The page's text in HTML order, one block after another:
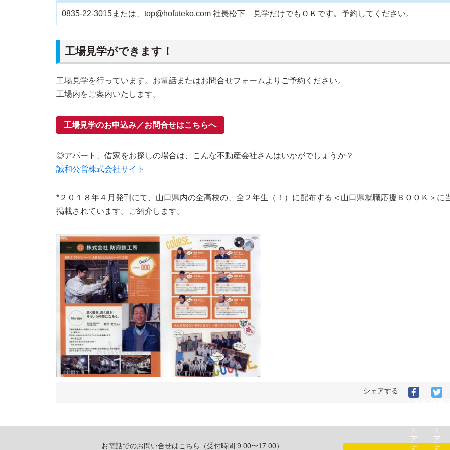
0835-22-3015または、top@hofuteko.com 社長松下 見学だけでもＯＫです。予約してください。
工場見学ができます！
工場見学を行っています。お電話またはお問合せフォームよりご予約ください。
工場内をご案内いたします。
工場見学のお申込み／お問合せはこちらへ
◎アパート、借家をお探しの場合は、こんな不動産会社さんはいかがでしょうか？
誠和公営株式会社サイト
*２０１８年４月発刊にて、山口県内の全高校の、全２年生（！）に配布する＜山口県就職応援ＢＯＯＫ＞に
掲載されています。ご紹介します。
シェアする
ェ
ア
ェ
ア
お電話でのお問い合せはこちら（受付時間 9:00〜17:00）